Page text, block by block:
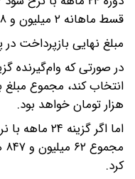
قسط ماهانه ۲ میلیون و ۶۱۸ هزار تومان خواهد بود.
مبلغ نهایی بازپرداخت در
هزار تومان خواهد بود.
کرد.